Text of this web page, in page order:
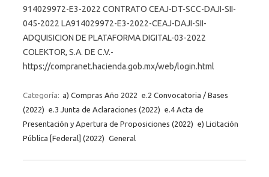
914029972-E3-2022 CONTRATO CEAJ-DT-SCC-DAJI-SII-
045-2022 LA914029972-E3-2022-CEAJ-DAJI-SII-
ADQUISICION DE PLATAFORMA DIGITAL-03-2022
COLEKTOR, S.A. DE C.V.-
https://compranet.hacienda.gob.mx/web/login.html
Categoría: a) Compras Año 2022 e.2 Convocatoria / Bases
(2022) e.3 Junta de Aclaraciones (2022) e.4 Acta de
Presentación y Apertura de Proposiciones (2022) e) Licitación
Pública [Federal] (2022) General